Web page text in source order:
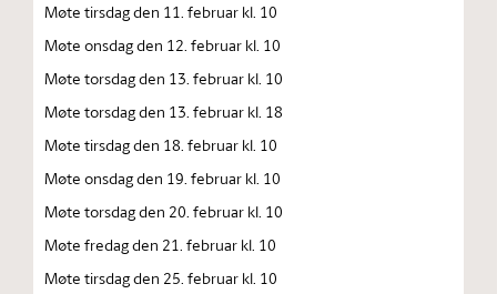
Møte tirsdag den 11. februar kl. 10
Møte onsdag den 12. februar kl. 10
Møte torsdag den 13. februar kl. 10
Møte torsdag den 13. februar kl. 18
Møte tirsdag den 18. februar kl. 10
Møte onsdag den 19. februar kl. 10
Møte torsdag den 20. februar kl. 10
Møte fredag den 21. februar kl. 10
Møte tirsdag den 25. februar kl. 10